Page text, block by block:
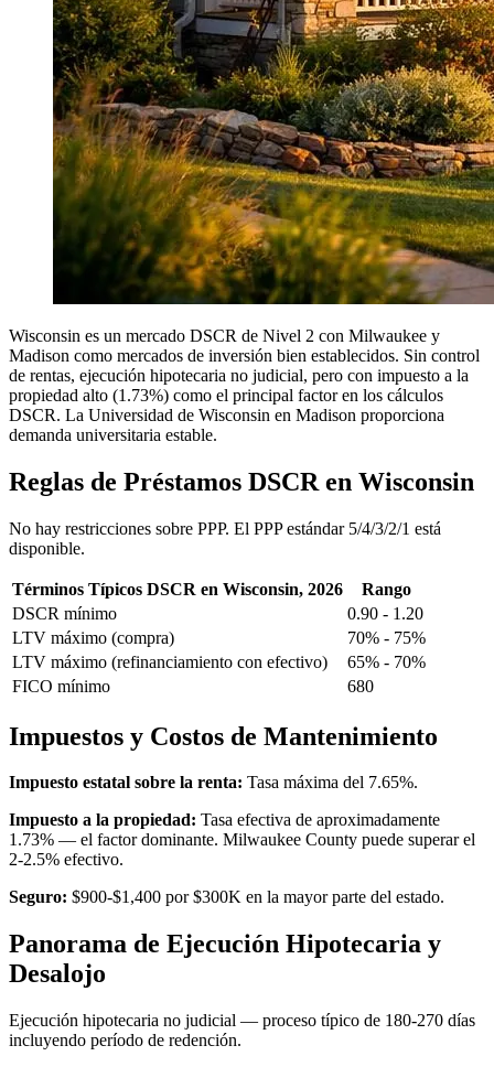
Wisconsin es un mercado DSCR de Nivel 2 con Milwaukee y
Madison como mercados de inversión bien establecidos. Sin control
de rentas, ejecución hipotecaria no judicial, pero con impuesto a la
propiedad alto (1.73%) como el principal factor en los cálculos
DSCR. La Universidad de Wisconsin en Madison proporciona
demanda universitaria estable.
Reglas de Préstamos DSCR en Wisconsin
No hay restricciones sobre PPP. El PPP estándar 5/4/3/2/1 está
disponible.
Términos Típicos DSCR en Wisconsin, 2026
Rango
DSCR mínimo
0.90 - 1.20
LTV máximo (compra)
70% - 75%
LTV máximo (refinanciamiento con efectivo)
65% - 70%
FICO mínimo
680
Impuestos y Costos de Mantenimiento
Impuesto estatal sobre la renta: Tasa máxima del 7.65%.
Impuesto a la propiedad: Tasa efectiva de aproximadamente
1.73% — el factor dominante. Milwaukee County puede superar el
2-2.5% efectivo.
Seguro: $900-$1,400 por $300K en la mayor parte del estado.
Panorama de Ejecución Hipotecaria y
Desalojo
Ejecución hipotecaria no judicial — proceso típico de 180-270 días
incluyendo período de redención.